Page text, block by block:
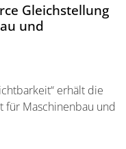
Gleichstellung
und
erhält die
für Maschinenbau und
der Fakultät